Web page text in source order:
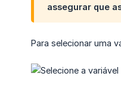
assegurar que
Para selecionar uma